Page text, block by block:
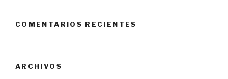
COMENTARIOS RECIENTES
ARCHIVOS